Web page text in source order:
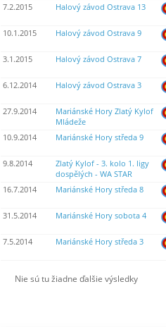
7.2.2015 Halový závod Ostrava 13
10.1.2015 Halový závod Ostrava 9
3.1.2015 Halový závod Ostrava 7
6.12.2014 Halový závod Ostrava 3
27.9.2014
Mariánské Hory Zlatý Kylof
Mládeže
10.9.2014 Mariánské Hory středa 9
9.8.2014
Zlatý Kylof - 3. kolo 1. ligy
dospělých - WA STAR
16.7.2014 Mariánské Hory středa 8
31.5.2014 Mariánské Hory sobota 4
7.5.2014 Mariánské Hory středa 3
Nie sú tu žiadne ďalšie výsledky